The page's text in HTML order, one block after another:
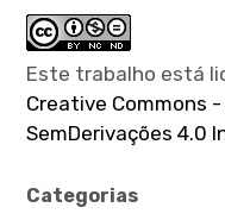
Este trabalho está
Creative Commons
SemDerivações 4.0
Categorias